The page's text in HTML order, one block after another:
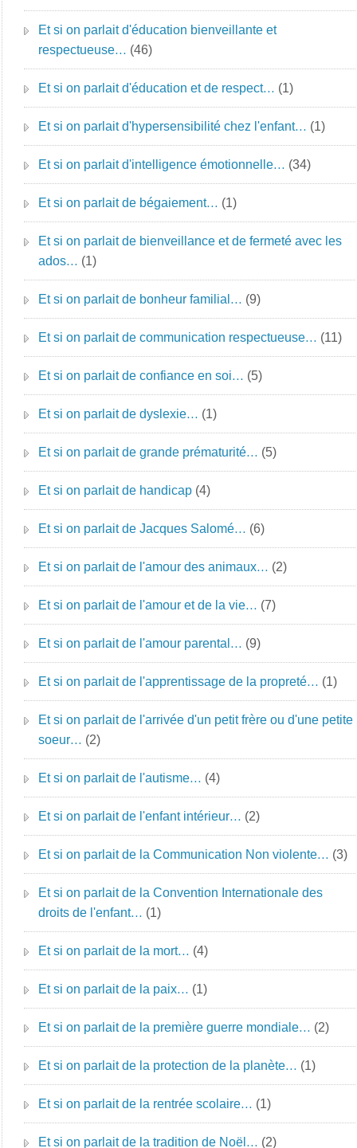
Et si on parlait d'éducation bienveillante et
respectueuse… (46)
Et si on parlait d'éducation et de respect… (1)
Et si on parlait d'hypersensibilité chez l'enfant… (1)
Et si on parlait d'intelligence émotionnelle… (34)
Et si on parlait de bégaiement… (1)
Et si on parlait de bienveillance et de fermeté avec les
ados… (1)
Et si on parlait de bonheur familial… (9)
Et si on parlait de communication respectueuse… (11)
Et si on parlait de confiance en soi… (5)
Et si on parlait de dyslexie… (1)
Et si on parlait de grande prématurité… (5)
Et si on parlait de handicap (4)
Et si on parlait de Jacques Salomé… (6)
Et si on parlait de l'amour des animaux… (2)
Et si on parlait de l'amour et de la vie… (7)
Et si on parlait de l'amour parental… (9)
Et si on parlait de l'apprentissage de la propreté… (1)
Et si on parlait de l'arrivée d'un petit frère ou d'une petite
soeur… (2)
Et si on parlait de l'autisme… (4)
Et si on parlait de l'enfant intérieur… (2)
Et si on parlait de la Communication Non violente… (3)
Et si on parlait de la Convention Internationale des
droits de l'enfant… (1)
Et si on parlait de la mort… (4)
Et si on parlait de la paix… (1)
Et si on parlait de la première guerre mondiale… (2)
Et si on parlait de la protection de la planète… (1)
Et si on parlait de la rentrée scolaire… (1)
Et si on parlait de la tradition de Noël… (2)